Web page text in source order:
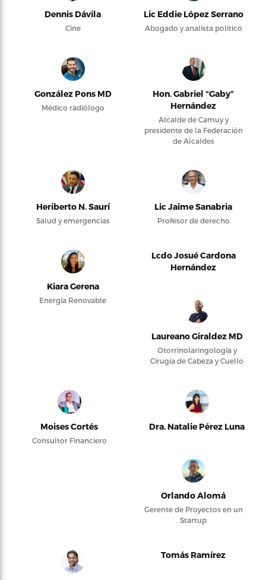
Dennis Dávila
Cine
Lic Eddie López Serrano
Abogado y analista político
González Pons MD
Médico radiólogo
Hon. Gabriel “Gaby”
Hernández
Alcalde de Camuy y
presidente de la Federación
de Alcaldes
Heriberto N. Saurí
Salud y emergencias
Lic Jaime Sanabria
Profesor de derecho
Kiara Gerena
Energía Renovable
Lcdo Josué Cardona
Hernández
Laureano Giraldez MD
Otorrinolaringología y
Cirugía de Cabeza y Cuello
Moises Cortés
Consultor Financiero
Dra. Natalie Pérez Luna
Orlando Alomá
Gerente de Proyectos en un
Startup
Tomás Ramírez